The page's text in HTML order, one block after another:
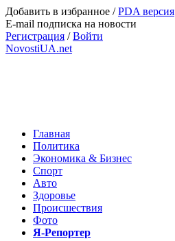
Добавить в избранное /PDA версия
E-mail подписка на новости
Регистрация /Войти
NovostiUA.net
Главная
Политика
Экономика & Бизнес
Спорт
Авто
Здоровье
Происшествия
Фото
Я-Репортер